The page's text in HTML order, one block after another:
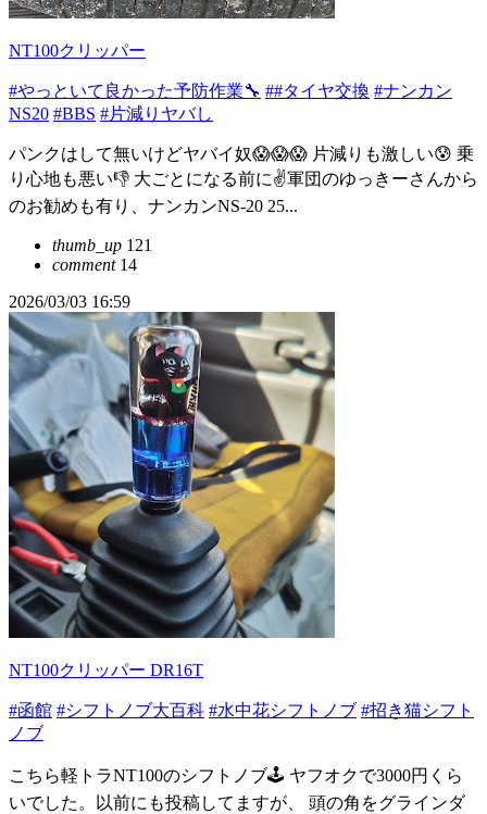
NT100クリッパー
#やっといて良かった予防作業🔧 ##タイヤ交換 #ナンカン
NS20 #BBS #片減りヤバし
パンクはして無いけどヤバイ奴😱😱😱 片減りも激しい😰 乗
り心地も悪い👎 大ごとになる前に✌️軍団のゆっきーさんから
のお勧めも有り、ナンカンNS-20 25...
thumb_up 121
comment14
2026/03/03 16:59
NT100クリッパー DR16T
#函館 #シフトノブ大百科 #水中花シフトノブ #招き猫シフト
ノブ
こちら軽トラNT100のシフトノブ🕹️ ヤフオクで3000円くら
いでした。以前にも投稿してますが、 頭の角をグラインダ